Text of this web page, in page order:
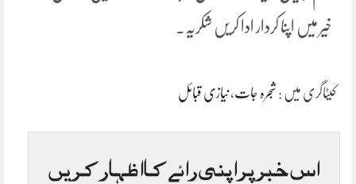
خیر میں اپنا کردار ادا کریں شکریہ.
کیٹاگری میں : شجرہ جات،نیازی قبائل
اس خبر پر اپنی رائے کا اظہار کریں